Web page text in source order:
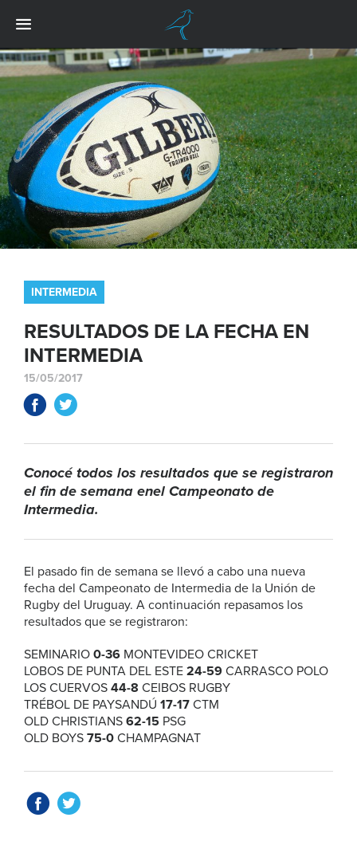
INTERMEDIA
RESULTADOS DE LA FECHA EN
INTERMEDIA
15/05/2017
Conocé todos los resultados que se registraron
el fin de semana enel Campeonato de
Intermedia.
El pasado fin de semana se llevó a cabo una nueva
fecha del Campeonato de Intermedia de la Unión de
Rugby del Uruguay. A continuación repasamos los
resultados que se registraron:
SEMINARIO 0-36 MONTEVIDEO CRICKET
LOBOS DE PUNTA DEL ESTE 24-59 CARRASCO POLO
LOS CUERVOS 44-8 CEIBOS RUGBY
TRÉBOL DE PAYSANDÚ 17-17 CTM
OLD CHRISTIANS 62-15 PSG
OLD BOYS 75-0 CHAMPAGNAT